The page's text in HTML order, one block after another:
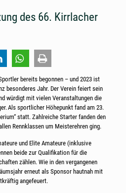
des 66. Kirrlacher
bereits begonnen – und 2023 ist
besonderes Jahr. Der Verein feiert sein
würdigt mit vielen Veranstaltungen die
Als sportlicher Höhepunkt fand am 23.
statt. Zahlreiche Starter fanden den
Rennklassen um Meisterehren ging.
und Elite Amateure (inklusive
beide zur Qualifikation für die
zählen. Wie in den vergangenen
erneut als Sponsor hautnah mit
angefeuert.